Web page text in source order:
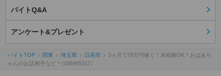
バイトQ&A
アンケート&プレゼント
バイトTOP 関東 埼玉県 日高市
3ヵ月で79万円稼ぐ！未経験OK＊おばあち
ゃんのお話相手など＊(106965317）